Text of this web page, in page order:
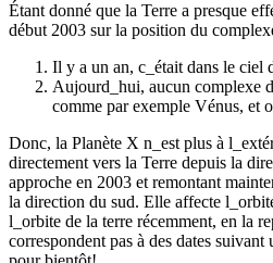
Étant donné que la Terre a presque
début 2003 sur la position du
Il y a un an, c_était dans le ciel
Aujourd_hui, aucun complexe
comme par exemple Vénus, et
Donc, la Planète X n_est plus à
directement vers la Terre depuis la
approche en 2003 et remontant
la direction du sud. Elle affecte
l_orbite de la terre récemment, en la
correspondent pas à des dates